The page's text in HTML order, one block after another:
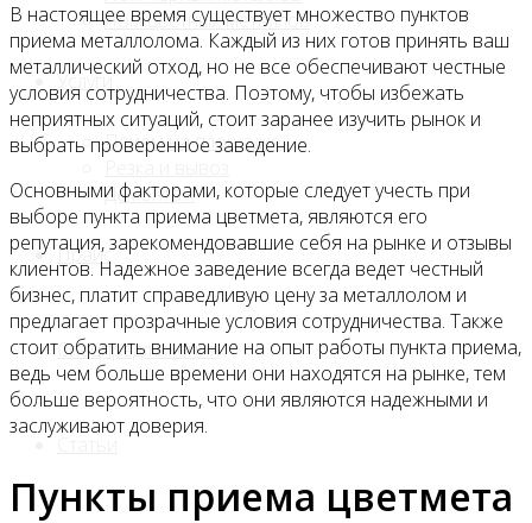
Лом цветных металлов
Услуги
Приём на площадке
Демонтаж
Прайс
Спецпредложения
В настоящее время существует множество пунктов
приема металлолома. Каждый из них готов принять ваш
металлический отход, но не все обеспечивают честные
условия сотрудничества. Поэтому, чтобы избежать
неприятных ситуаций, стоит заранее изучить рынок и
выбрать проверенное заведение.
Основными факторами, которые следует учесть при
выборе пункта приема цветмета, являются его
репутация, зарекомендовавшие себя на рынке и отзывы
клиентов. Надежное заведение всегда ведет честный
бизнес, платит справедливую цену за металлолом и
предлагает прозрачные условия сотрудничества. Также
стоит обратить внимание на опыт работы пункта приема,
ведь чем больше времени они находятся на рынке, тем
больше вероятность, что они являются надежными и
заслуживают доверия.
Пункты приема цветмета